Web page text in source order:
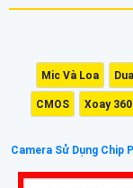
Mic Và Loa
CMOS Xoay 360
Camera Sử Dụng Chip